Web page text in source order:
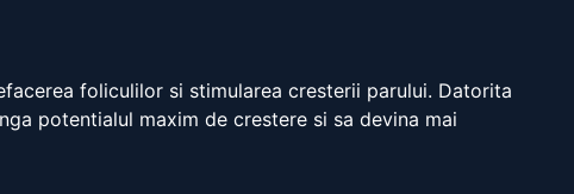
foliculilor si stimularea cresterii parului. Datorita
potentialul maxim de crestere si sa devina mai